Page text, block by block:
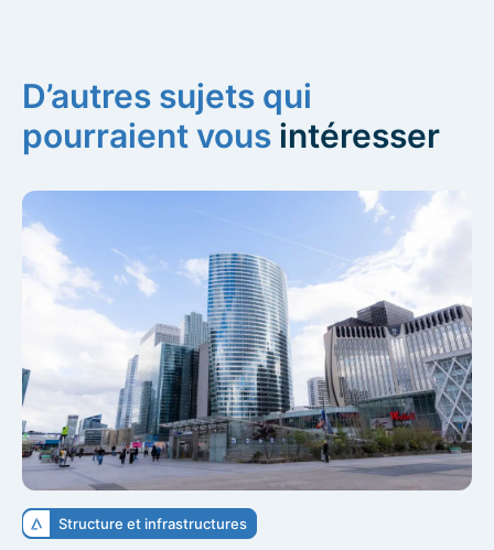
D’autres sujets qui
pourraient vous intéresser
Structure et infrastructures